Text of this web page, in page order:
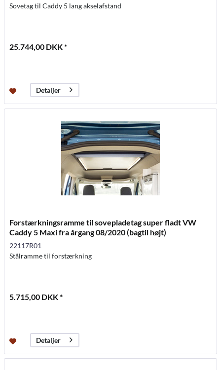
Sovetag til Caddy 5 lang akselafstand
25.744,00 DKK *
Detaljer
Forstærkningsramme til sovepladetag super fladt VW
Caddy 5 Maxi fra årgang 08/2020 (bagtil højt)
22117R01
Stålramme til forstærkning
5.715,00 DKK *
Detaljer